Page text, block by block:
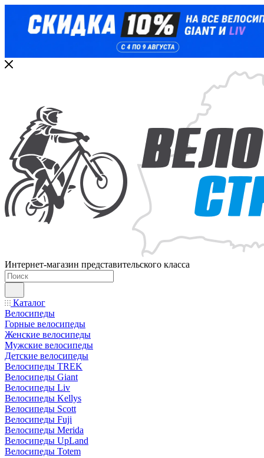
Интернет-магазин представительского класса
Каталог
Велосипеды
Горные велосипеды
Женские велосипеды
Мужские велосипеды
Детские велосипеды
Велосипеды TREK
Велосипеды Giant
Велосипеды Liv
Велосипеды Kellys
Велосипеды Scott
Велосипеды Fuji
Велосипеды Merida
Велосипеды UpLand
Велосипеды Totem